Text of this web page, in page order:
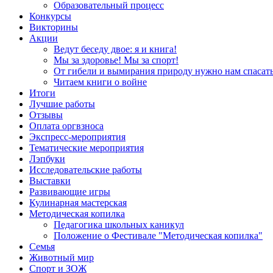
Образовательный процесс
Конкурсы
Викторины
Акции
Ведут беседу двое: я и книга!
Мы за здоровье! Мы за спорт!
От гибели и вымирания природу нужно нам
Читаем книги о войне
Итоги
Лучшие работы
Отзывы
Оплата оргвзноса
Экспресс-мероприятия
Тематические мероприятия
Лэпбуки
Исследовательские работы
Выставки
Развивающие игры
Кулинарная мастерская
Методическая копилка
Педагогика школьных каникул
Положение о Фестивале "Методическая копилка"
Семья
Животный мир
Спорт и ЗОЖ